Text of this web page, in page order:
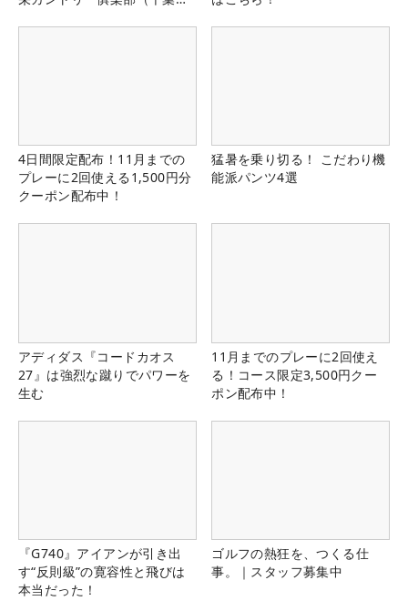
4日間限定配布！11月までの
プレーに2回使える1,500円分
クーポン配布中！
猛暑を乗り切る！ こだわり機
能派パンツ4選
アディダス『コードカオス
27』は強烈な蹴りでパワーを
生む
11月までのプレーに2回使え
る！コース限定3,500円クー
ポン配布中！
『G740』アイアンが引き出
す“反則級”の寛容性と飛びは
本当だった！
ゴルフの熱狂を、つくる仕
事。｜スタッフ募集中